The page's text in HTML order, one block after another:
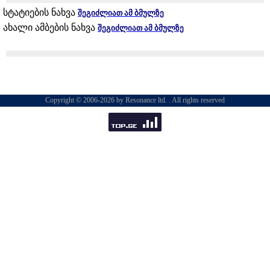
სტატიების ნახვა შეგიძლიათ ამ ბმულზე
ახალი ამბების ნახვა შეგიძლიათ ამ ბმულზე
Copyright © 2006-2026 by Resonance ltd. . All rights reserved